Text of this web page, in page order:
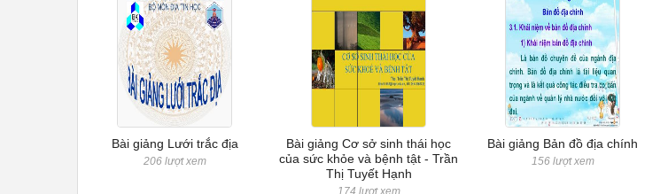
Bài giảng Lưới trắc địa
206 lượt xem
Bài giảng Cơ sở sinh thái học
của sức khỏe và bệnh tật - Trần
Thị Tuyết Hạnh
174 lượt xem
Bài giảng Bản đồ địa chính
156 lượt xem